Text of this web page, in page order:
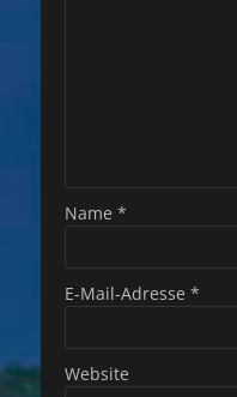
Name *
E-Mail-Adresse *
Website